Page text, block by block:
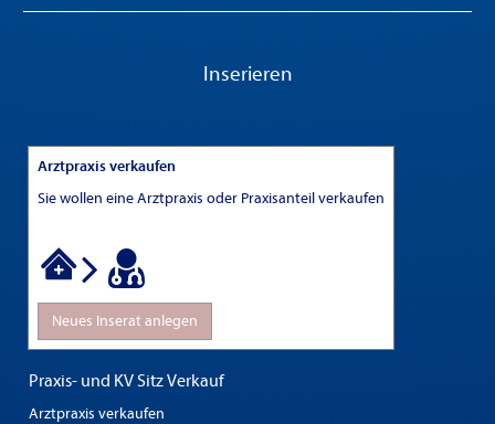
Inserieren
Arztpraxis verkaufen
Sie wollen eine Arztpraxis oder Praxisanteil verkaufen
Neues Inserat anlegen
Praxis- und KV Sitz Verkauf
Arztpraxis verkaufen